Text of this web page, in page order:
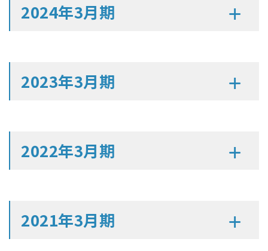
2024年3月期
2023年3月期
2022年3月期
2021年3月期